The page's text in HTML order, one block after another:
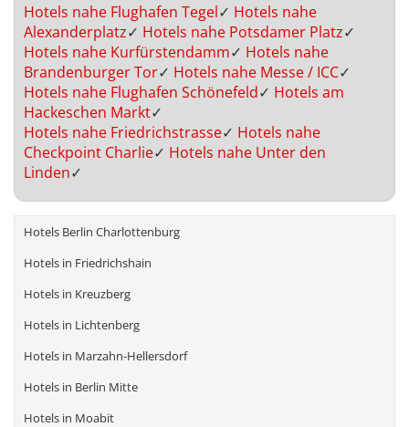
Hotels nahe Flughafen Tegel✓ Hotels nahe
Alexanderplatz✓ Hotels nahe Potsdamer Platz✓
Hotels nahe Kurfürstendamm✓ Hotels nahe
Brandenburger Tor✓ Hotels nahe Messe / ICC✓
Hotels nahe Flughafen Schönefeld✓ Hotels am
Hackeschen Markt✓
Hotels nahe Friedrichstrasse✓ Hotels nahe
Checkpoint Charlie✓ Hotels nahe Unter den
Linden✓
Hotels Berlin Charlottenburg
Hotels in Friedrichshain
Hotels in Kreuzberg
Hotels in Lichtenberg
Hotels in Marzahn-Hellersdorf
Hotels in Berlin Mitte
Hotels in Moabit